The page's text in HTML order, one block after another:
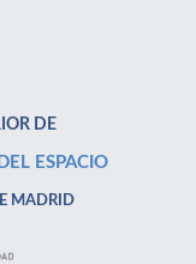
DE
ESPACIO
MADRID